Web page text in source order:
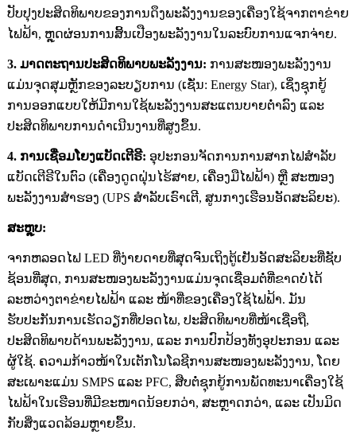
ປັບປຸງປະສິດທິພາບຂອງການດຶງພະລັງງານຂອງເຄື່ອງໃຊ້ຈາກຕາຂ່າຍ
ໄຟຟ້າ, ຫຼຸດຜ່ອນການສິ້ນເປືອງພະລັງງານໃນລະບົບການແຈກຈ່າຍ.
3. ມາດຕະຖານປະສິດທິພາບພະລັງງານ: ການສະໜອງພະລັງງານ
ແມ່ນຈຸດສຸມຫຼັກຂອງລະບຽບການ (ເຊັ່ນ: Energy Star), ເຊິ່ງຊຸກຍູ້
ການອອກແບບໃຫ້ມີການໃຊ້ພະລັງງານສະແຕນບາຍຕ່ຳລົງ ແລະ
ປະສິດທິພາບການດຳເນີນງານທີ່ສູງຂຶ້ນ.
4. ການເຊື່ອມໂຍງແບັດເຕີຣີ: ອຸປະກອນຈັດການການສາກໄຟສຳລັບ
ແບັດເຕີຣີໃນຕົວ (ເຄື່ອງດູດຝຸ່ນໄຮ້ສາຍ, ເຄື່ອງມືໄຟຟ້າ) ຫຼື ສະໜອງ
ພະລັງງານສຳຮອງ (UPS ສຳລັບເຣົາເຕີ, ສູນກາງເຮືອນອັດສະລິຍະ).
ສະຫຼຸບ:
ຈາກຫລອດໄຟ LED ທີ່ງ່າຍດາຍທີ່ສຸດຈົນເຖິງຕູ້ເຢັນອັດສະລິຍະທີ່ຊັບ
ຊ້ອນທີ່ສຸດ, ການສະໜອງພະລັງງານແມ່ນຈຸດເຊື່ອມຕໍ່ທີ່ຂາດບໍ່ໄດ້
ລະຫວ່າງຕາຂ່າຍໄຟຟ້າ ແລະ ໜ້າທີ່ຂອງເຄື່ອງໃຊ້ໄຟຟ້າ. ມັນ
ຮັບປະກັນການເຮັດວຽກທີ່ປອດໄພ, ປະສິດທິພາບທີ່ໜ້າເຊື່ອຖື,
ປະສິດທິພາບດ້ານພະລັງງານ, ແລະ ການປົກປ້ອງທັງອຸປະກອນ ແລະ
ຜູ້ໃຊ້. ຄວາມກ້າວໜ້າໃນເຕັກໂນໂລຊີການສະໜອງພະລັງງານ, ໂດຍ
ສະເພາະແມ່ນ SMPS ແລະ PFC, ສືບຕໍ່ຊຸກຍູ້ການພັດທະນາເຄື່ອງໃຊ້
ໄຟຟ້າໃນເຮືອນທີ່ມີຂະໜາດນ້ອຍກວ່າ, ສະຫຼາດກວ່າ, ແລະ ເປັນມິດ
ກັບສິ່ງແວດລ້ອມຫຼາຍຂຶ້ນ.